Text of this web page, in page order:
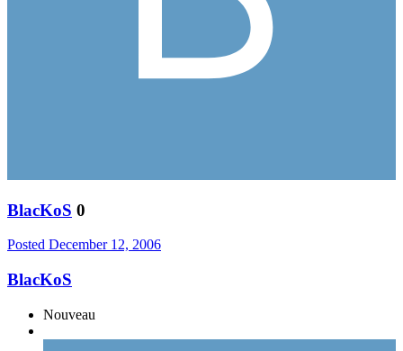
BlacKoS 0
Posted December 12, 2006
BlacKoS
Nouveau